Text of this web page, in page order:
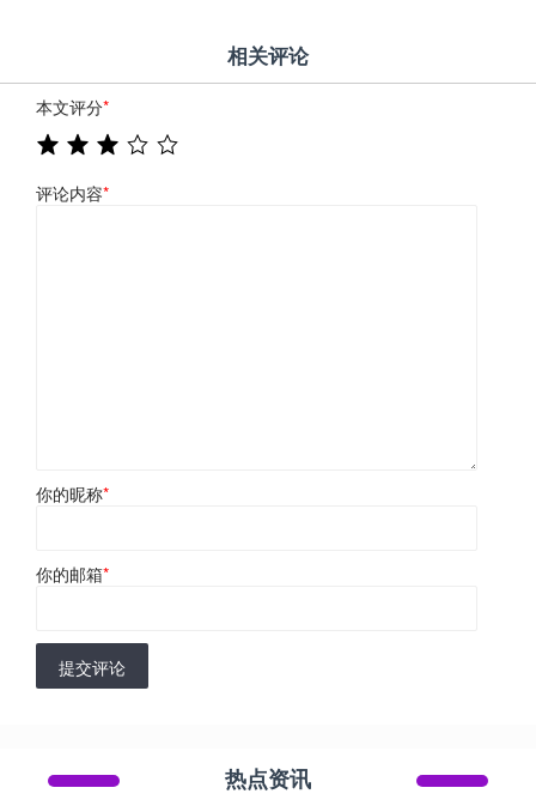
相关评论
本文评分*
评论内容*
你的昵称*
你的邮箱*
提交评论
热点资讯